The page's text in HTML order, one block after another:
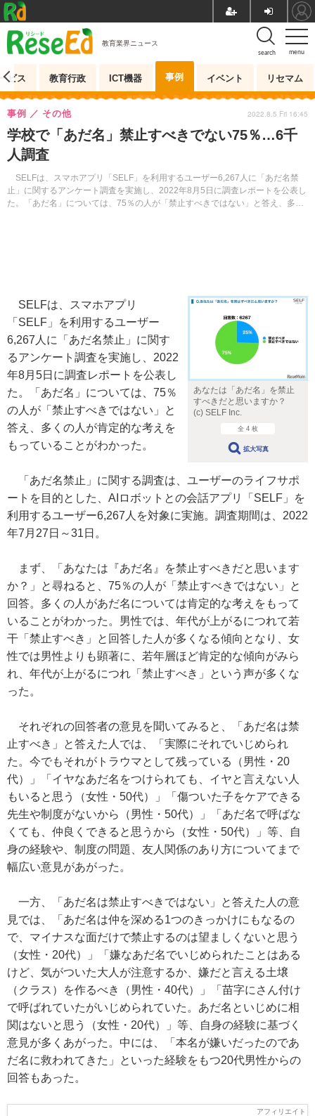
menu
search
教育業界ニュース
ビス 教育行政 ICT機器 事例 イベント リセマム
学校で「あだ名」禁止すべきでない75％…6千
人調査
SELFは、スマホアプリ「SELF」を利用するユーザー6,267人に「あだ名禁
止」に関するアンケート調査を実施し、2022年8月5日に調査レポートを公表し
た。「あだ名」については、75％の人が「禁止すべきではない」と答え、多く
事例 その他 2022.8.5 Fri 16:45
あなたは「あだ名」を禁止
すべきだと思いますか？
(c) SELF Inc.
全 4 枚
拡大写真
SELFは、スマホアプリ
「SELF」を利用するユーザー
6,267人に「あだ名禁止」に関す
るアンケート調査を実施し、2022
年8月5日に調査レポートを公表し
た。「あだ名」については、75％
の人が「禁止すべきではない」と
答え、多くの人が肯定的な考えを
もっていることがわかった。
「あだ名禁止」に関する調査は、ユーザーのライフサポ
ートを目的とした、AIロボットとの会話アプリ「SELF」を
利用するユーザー6,267人を対象に実施。調査期間は、2022
年7月27日～31日。
まず、「あなたは『あだ名』を禁止すべきだと思います
か？」と尋ねると、75％の人が「禁止すべきではない」と
回答。多くの人があだ名については肯定的な考えをもって
いることがわかった。男性では、年代が上がるにつれて若
干「禁止すべき」と回答した人が多くなる傾向となり、女
性では男性よりも顕著に、若年層ほど肯定的な傾向がみら
れ、年代が上がるにつれ「禁止すべき」という声が多くな
った。
それぞれの回答者の意見を聞いてみると、「あだ名は禁
止すべき」と答えた人では、「実際にそれでいじめられ
た。今でもそれがトラウマとして残っている（男性・20
代）」「イヤなあだ名をつけられても、イヤと言えない人
もいると思う（女性・50代）」「傷ついた子をケアできる
先生や制度がないから（男性・50代）」「あだ名で呼ばな
くても、仲良くできると思うから（女性・50代）」等、自
身の経験や、制度の問題、友人関係のあり方についてまで
幅広い意見があがった。
一方、「あだ名は禁止すべきではない」と答えた人の意
見では、「あだ名は仲を深める1つのきっかけにもなるの
で、マイナスな面だけで禁止するのは望ましくないと思う
（女性・20代）」「嫌なあだ名でいじめられたことはある
けど、気がついた大人が注意するか、嫌だと言える土壌
（クラス）を作るべき（男性・40代）」「苗字にさん付け
で呼ばれていたがいじめられていた。あだ名といじめに相
関はないと思う（女性・20代）」等、自身の経験に基づく
意見が多くあがった。中には、「本名が嫌いだったのであ
だ名に救われてきた」といった経験をもつ20代男性からの
回答もあった。